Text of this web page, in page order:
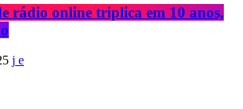
rádio online triplica em 10 anos,